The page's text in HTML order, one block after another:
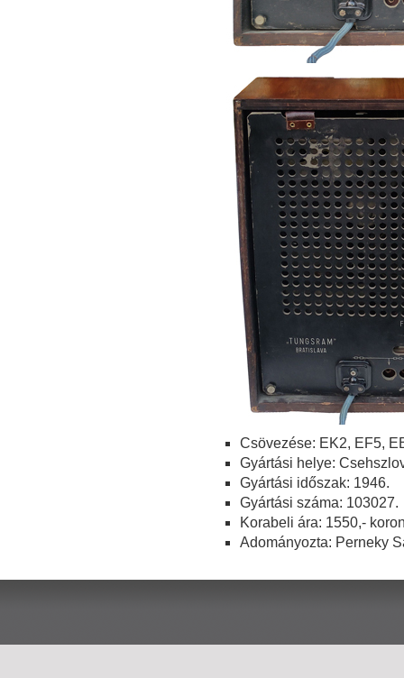
Csövezése: EK2, EF5,
Gyártási helye:
Gyártási időszak: 1946.
Gyártási száma: 103027.
Korabeli ára: 1550,-
Adományozta: Perneky